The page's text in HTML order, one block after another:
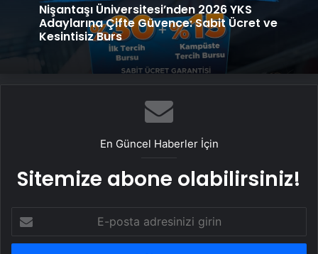
Nişantaşı Üniversitesi’nden 2026 YKS
Adaylarına Çifte Güvence: Sabit Ücret ve
Kesintisiz Burs
En Güncel Haberler İçin
Sitemize abone olabilirsiniz!
posta
adresinizi